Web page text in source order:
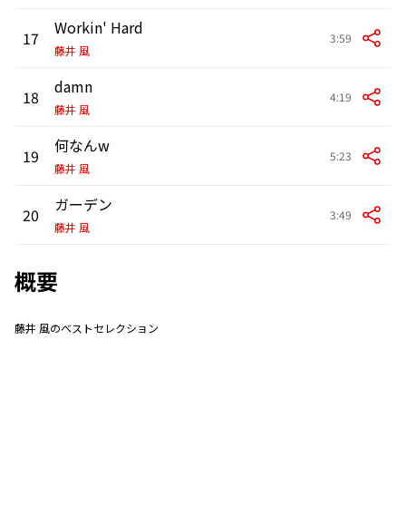
17 Workin' Hard
藤井 風
3:59
18 damn
藤井 風
4:19
19 何なんw
藤井 風
5:23
20 ガーデン
藤井 風
3:49
概要
藤井 風のベストセレクション